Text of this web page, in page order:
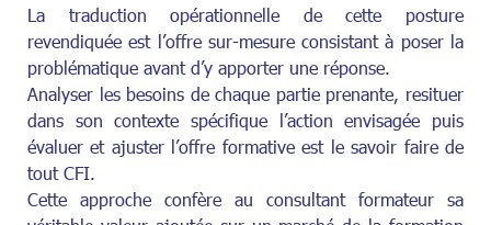
La traduction opérationnelle de cette posture
revendiquée est l’offre sur-mesure consistant à poser la
problématique avant d’y apporter une réponse.
Analyser les besoins de chaque partie prenante, resituer
dans son contexte spécifique l’action envisagée puis
évaluer et ajuster l’offre formative est le savoir faire de
tout CFI.
Cette approche confère au consultant formateur sa